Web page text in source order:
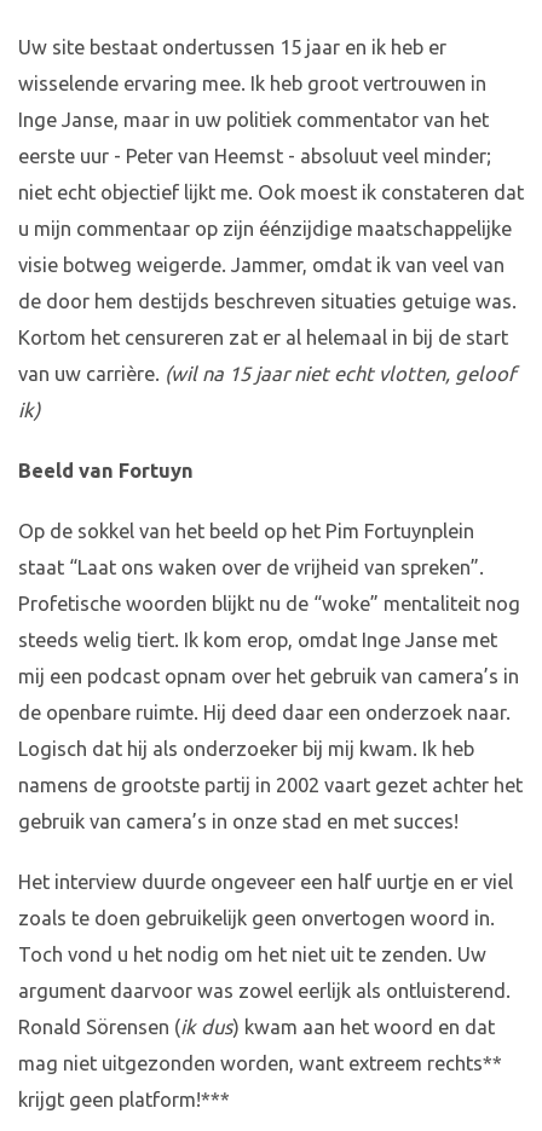
Uw site bestaat ondertussen 15 jaar en ik heb er
wisselende ervaring mee. Ik heb groot vertrouwen in
Inge Janse, maar in uw politiek commentator van het
eerste uur - Peter van Heemst - absoluut veel minder;
niet echt objectief lijkt me. Ook moest ik constateren dat
u mijn commentaar op zijn éénzijdige maatschappelijke
visie botweg weigerde. Jammer, omdat ik van veel van
de door hem destijds beschreven situaties getuige was.
Kortom het censureren zat er al helemaal in bij de start
van uw carrière. (wil na 15 jaar niet echt vlotten, geloof
ik)
Beeld van Fortuyn
Op de sokkel van het beeld op het Pim Fortuynplein
staat “Laat ons waken over de vrijheid van spreken”.
Profetische woorden blijkt nu de “woke” mentaliteit nog
steeds welig tiert. Ik kom erop, omdat Inge Janse met
mij een podcast opnam over het gebruik van camera’s in
de openbare ruimte. Hij deed daar een onderzoek naar.
Logisch dat hij als onderzoeker bij mij kwam. Ik heb
namens de grootste partij in 2002 vaart gezet achter het
gebruik van camera’s in onze stad en met succes!
Het interview duurde ongeveer een half uurtje en er viel
zoals te doen gebruikelijk geen onvertogen woord in.
Toch vond u het nodig om het niet uit te zenden. Uw
argument daarvoor was zowel eerlijk als ontluisterend.
Ronald Sörensen (ik dus) kwam aan het woord en dat
mag niet uitgezonden worden, want extreem rechts**
krijgt geen platform!***